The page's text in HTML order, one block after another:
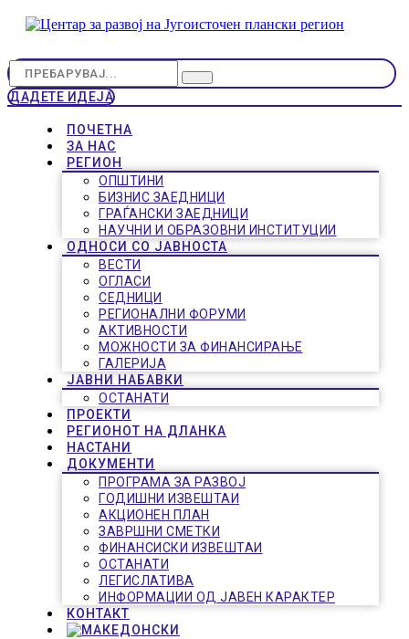
ДАДЕТЕ ИДЕЈА
ПОЧЕТНА
ЗА НАС
РЕГИОН
ОПШТИНИ
БИЗНИС ЗАЕДНИЦИ
ГРАЃАНСКИ ЗАЕДНИЦИ
НАУЧНИ И ОБРАЗОВНИ ИНСТИТУЦИИ
ОДНОСИ СО ЈАВНОСТА
ВЕСТИ
ОГЛАСИ
СЕДНИЦИ
РЕГИОНАЛНИ ФОРУМИ
АКТИВНОСТИ
МОЖНОСТИ ЗА ФИНАНСИРАЊЕ
ГАЛЕРИЈА
ЈАВНИ НАБАВКИ
ОСТАНАТИ
ПРОЕКТИ
РЕГИОНОТ НА ДЛАНКА
НАСТАНИ
ДОКУМЕНТИ
ПРОГРАМА ЗА РАЗВОЈ
ГОДИШНИ ИЗВЕШТАИ
АКЦИОНЕН ПЛАН
ЗАВРШНИ СМЕТКИ
ФИНАНСИСКИ ИЗВЕШТАИ
ОСТАНАТИ
ЛЕГИСЛАТИВА
ИНФОРМАЦИИ ОД ЈАВЕН КАРАКТЕР
КОНТАКТ